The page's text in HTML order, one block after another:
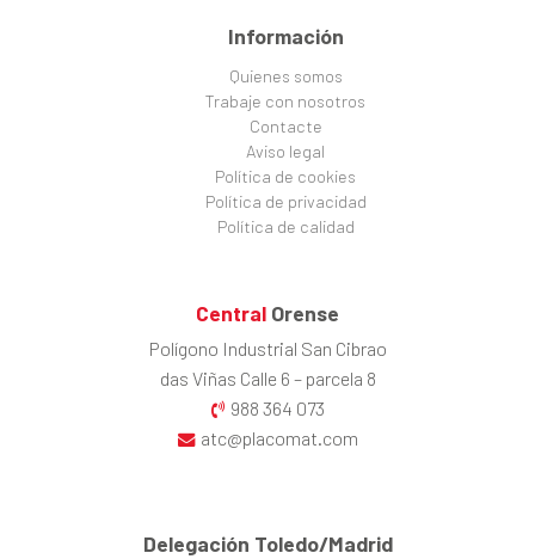
Información
Quienes somos
Trabaje con nosotros
Contacte
Aviso legal
Política de cookies
Política de privacidad
Política de calidad
Central Orense
Polígono Industrial San Cibrao
das Viñas Calle 6 – parcela 8
988 364 073
atc@placomat.com
Delegación Toledo/Madrid